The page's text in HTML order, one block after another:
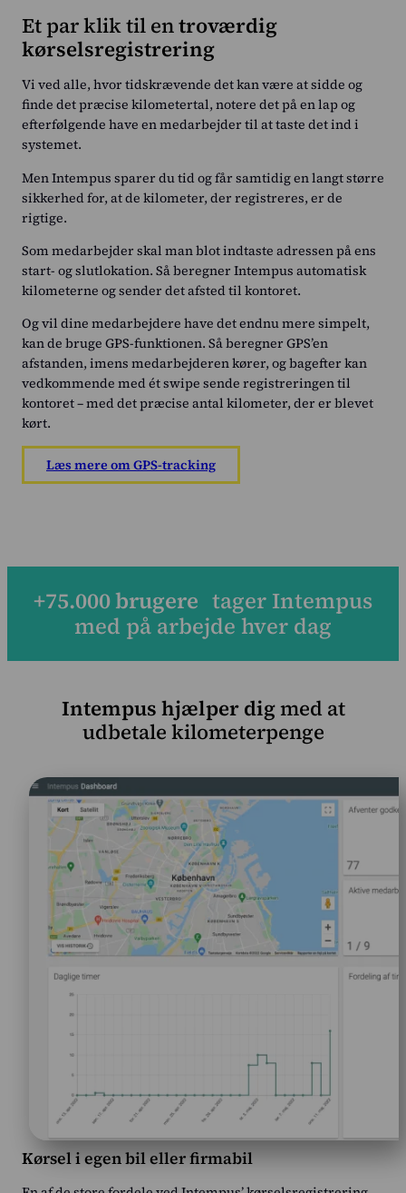
Et par klik til entroværdig
kørselsregistrering
Vi ved alle, hvor tidskrævende det kan være at sidde og
finde det præcise kilometertal, notere det på en lap og
efterfølgende have en medarbejder til at taste det ind i
systemet.
Men Intempus sparer du tid og får samtidig en langt større
sikkerhed for, at de kilometer, der registreres, er de
rigtige.
Som medarbejder skal man blot indtaste adressen på ens
start- og slutlokation. Så beregner Intempus automatisk
kilometerne og sender det afsted til kontoret.
Og vil dine medarbejdere have det endnu mere simpelt,
kan de bruge GPS-funktionen. Så beregner GPS’en
afstanden, imens medarbejderen kører, og bagefter kan
vedkommende med ét swipe sende registreringen til
kontoret – med det præcise antal kilometer, der er blevet
kørt.
Læs mere om GPS-tracking
+75.000brugere tager Intempus
med på arbejde hver dag
Intempus hjælper digmed at
udbetale kilometerpenge
Kørsel i egen bil eller firmabil